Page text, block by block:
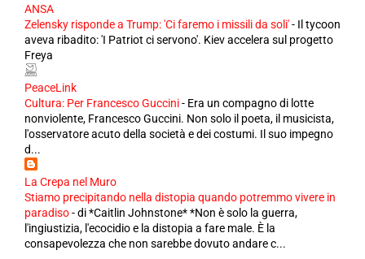
ANSA
Zelensky risponde a Trump: 'Ci faremo i missili da soli'- Il tycoon
aveva ribadito: 'I Patriot ci servono'. Kiev accelera sul progetto
Freya
PeaceLink
Cultura: Per Francesco Guccini- Era un compagno di lotte
nonviolente, Francesco Guccini. Non solo il poeta, il musicista,
l'osservatore acuto della società e dei costumi. Il suo impegno
d...
La Crepa nel Muro
Stiamo precipitando nella distopia quando potremmo vivere in
paradiso-di *Caitlin Johnstone* *Non è solo la guerra,
l'ingiustizia, l'ecocidio e la distopia a fare male. È la
consapevolezza che non sarebbe dovuto andare c...